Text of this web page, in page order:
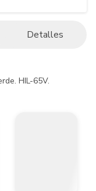
Detalles
HIL-65V.